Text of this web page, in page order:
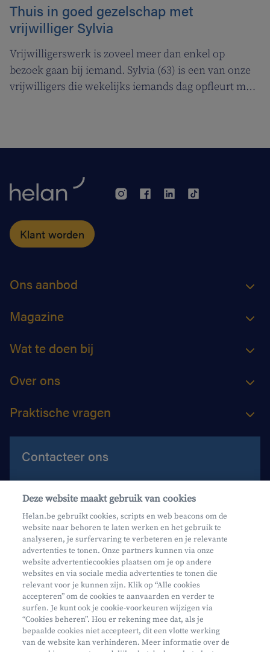
Thuis in goed gezelschap met
vrijwilliger Sylvia
Vrijwilligerswerk is zoveel meer dan enkel op
bezoek gaan bij iemand. Sylvia (63) is een van onze
vrijwilligers die wekelijks iemands dag opfleurt met
Klant worden
Ons aanbod
Magazine
Wat te doen bij
Over ons
Praktische vragen
Contacteer ons
Contacteer ons
Maak een afspraak
Waar vind je ons?
Mifid
Privacy
Deze website maakt gebruik van cookies
Helan.be gebruikt cookies, scripts en web beacons om de
website naar behoren te laten werken en het gebruik te
analyseren, je surfervaring te verbeteren en je relevante
advertenties te tonen. Onze partners kunnen via onze
website advertentiecookies plaatsen om je op andere
websites en via sociale media advertenties te tonen die
relevant voor je kunnen zijn. Klik op “Alle cookies
accepteren” om de cookies te aanvaarden en verder te
surfen. Je kunt ook je cookie-voorkeuren wijzigen via
“Cookies beheren”. Hou er rekening mee dat, als je
bepaalde cookies niet accepteert, dit een vlotte werking
van de website kan verhinderen. Meer informatie over de